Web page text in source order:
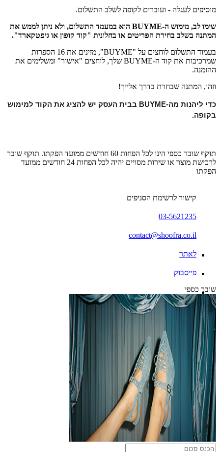
מוסיפים לעגלה - ועוברים לקופה לשלב התשלום.
שימו לב, מימוש ה-BUYME הוא במעמד התשלום, ולא ניתן לממש את
המתנה בשלב בחירת הפריטים או בחלונית "קוד קופון או גיפטקארד".
בעמוד התשלום לוחצים על "BUYME", מזינים את 16 הספרות
שמרכיבות את קוד ה-BUYME שלך, לוחצים "אישור" ומשלימים את
ההזמנה.
וזהו, המתנה שבחרת בדרך אלייך!
בקופה.
תוקף שובר כספי הינו לכל הפחות 60 חודשים ממועד הפקתו. תוקף שובר
לרכישת מוצר או שירות מסויים יהיה לכל הפחות 24 חודשים ממועד
הפקתו
קישור לרשימת הסניפים
03-5621235
contact@shoofra.co.il
לאתר
פייסבוק
שובר כספי